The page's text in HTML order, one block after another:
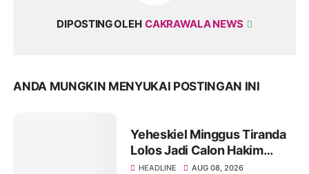
DIPOSTING OLEH CAKRAWALA NEWS
ANDA MUNGKIN MENYUKAI POSTINGAN INI
Yeheskiel Minggus Tiranda
Lolos Jadi Calon Hakim
Agung RI Tahun 2026
HEADLINE AUG 08, 2026